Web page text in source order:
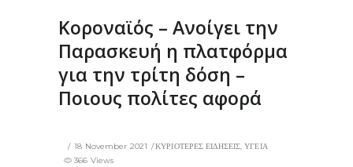
Κοροναϊός – Ανοίγει την
Παρασκευή η πλατφόρμα
για την τρίτη δόση –
Ποιους πολίτες αφορά
18 November 2021 ΚΥΡΙΟΤΕΡΕΣ ΕΙΔΗΣΕΙΣ,ΥΓΕΙΑ
366 Views